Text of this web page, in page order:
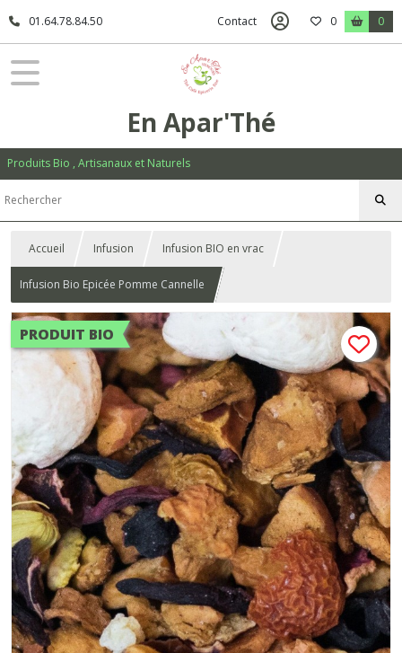
01.64.78.84.50 Contact 0 0
En Apar'Thé
Produits Bio , Artisanaux et Naturels
Accueil Infusion Infusion BIO en vrac
Infusion Bio Epicée Pomme Cannelle
PRODUIT BIO